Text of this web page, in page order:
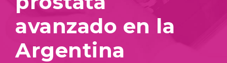
avanzado en la
Argentina